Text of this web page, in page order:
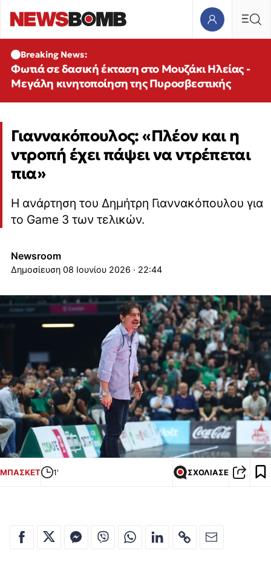
Breaking News:
Φωτιά σε δασική έκταση στο Μουζάκι Ηλείας -
Μεγάλη κινητοποίηση της Πυροσβεστικής
Γιαννακόπουλος: «Πλέον και η
ντροπή έχει πάψει να ντρέπεται
πια»
Η ανάρτηση του Δημήτρη Γιαννακόπουλου για
το Game 3 των τελικών.
Newsroom
08 Ιουνίου 2026 · 22:44
ΜΠΑΣΚΕΤ 1' ΣΧΟΛΙΑΣΕ